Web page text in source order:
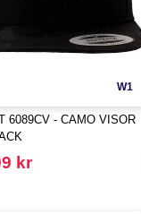
W1
6089CV - CAMO VISOR
kr